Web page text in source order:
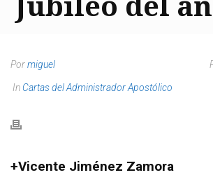
Jubileo del
Pormiguel
In Cartas del Administrador Apostólico
+Vicente Jiménez Zamora